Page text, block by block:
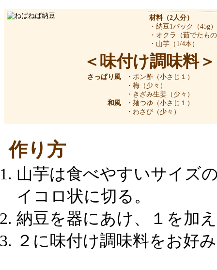
材料（2人分）
・納豆1パック（45g）
・オクラ（茹でたも
・山芋（1/4本）
＜味付け調味料＞
さっぱり風
・ポン酢（小さじ１）
・梅（少々）
・きざみ生姜（少々）
和風
・麺つゆ（小さじ１）
・わさび（少々）
作り方
山芋は食べやすいサイズ
イコロ状に切る。
納豆を器にあけ、１を加
２に味付け調味料をお好